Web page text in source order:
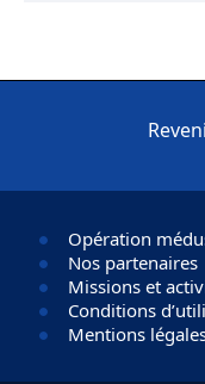
Opération
Nos partenaires
Missions et
Conditions
Mentions